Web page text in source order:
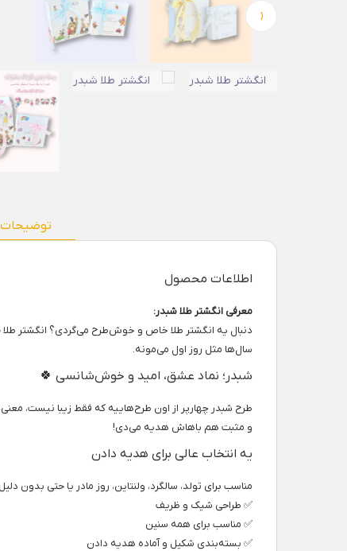
‹
توضیحات
اطلاعات محصول
معرفی انگشتر طلا شبدر:
دنبال یه انگشتر طلا خاص و خوش‌طرح می‌گردی؟ انگشتر طلا
سال‌ها مثل روز اول می‌مونه.
شبدر؛ نماد عشق، امید و خوش‌شانسی 🍀
طرح شبدر چهارپر از اون طرح‌هاییه که فقط زیبا نیست،
و مثبت هم باهاش هدیه می‌دی!
یه انتخاب عالی برای هدیه دادن
مناسب برای تولد، سالگرد، ولنتاین، روز مادر یا حتی
✅ طراحی شیک و ظریف
✅ مناسب برای همه سنین
✅ بسته‌بندی شکیل و آماده هدیه دادن